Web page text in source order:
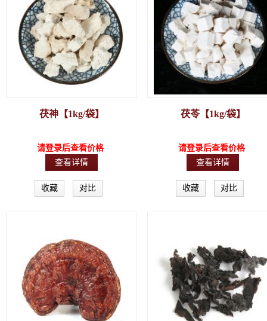
茯神【1kg/袋】
请登录后查看价格
查看详情
收藏 对比
茯苓【1kg/袋】
请登录后查看价格
查看详情
收藏 对比